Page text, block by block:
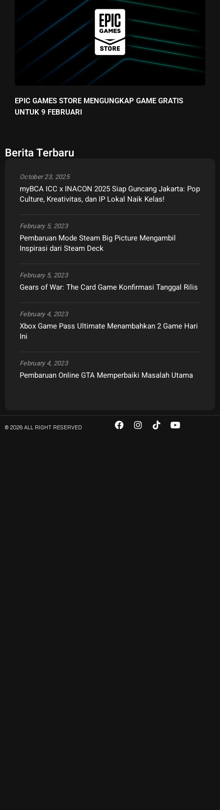
EPIC GAMES STORE MENGUNGKAP GAME GRATIS
UNTUK 9 FEBRUARI
Berita Terbaru
myBCA ICC x INACON 2025 Siap Guncang Jakarta: Pop
Culture, Kreativitas, dan IP Lokal Naik Kelas!
October 23, 2025
Pembaruan Mode Steam Big Picture Mengambil
Inspirasi dari Steam Deck
February 5, 2023
Gears of War: The Card Game Konfirmasi Tanggal Rilis
February 5, 2023
Xbox Game Pass Ultimate Menambahkan 2 Game Hari
Ini
February 4, 2023
Pembaruan Online GTA Memperbaiki Masalah Utama
February 4, 2023
© 2026 ALL RIGHT RESERVED